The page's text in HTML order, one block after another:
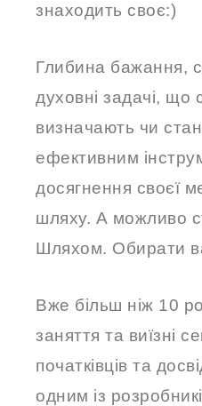
знаходить своє:)
Глибина бажання,
духовні задачі, що
визначають чи
ефективним
досягнення своєї
шляху. А можливо
Шляхом. Обирати
Вже більш ніж 10
заняття та виїзні
початківців та
одним із